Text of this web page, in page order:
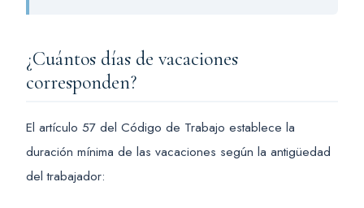
¿Cuántos días de vacaciones
corresponden?
El artículo 57 del Código de Trabajo establece la
duración mínima de las vacaciones según la antigüedad
del trabajador: